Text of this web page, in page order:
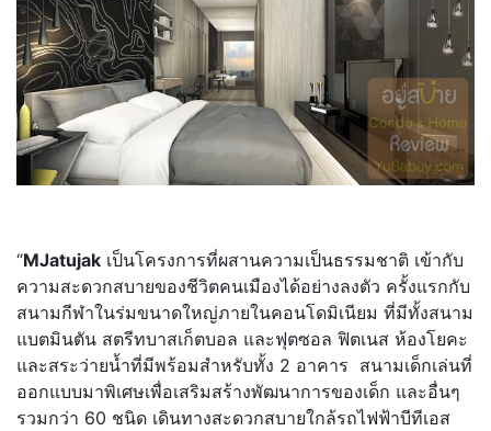
“MJatujak เป็นโครงการที่ผสานความเป็นธรรมชาติ เข้ากับ
ความสะดวกสบายของชีวิตคนเมืองได้อย่างลงตัว ครั้งแรกกับ
สนามกีฬาในร่มขนาดใหญ่ภายในคอนโดมิเนียม ที่มีทั้งสนาม
แบตมินตัน สตรีทบาสเก็ตบอล และฟุตซอล ฟิตเนส ห้องโยคะ
และสระว่ายน้ำที่มีพร้อมสำหรับทั้ง 2 อาคาร สนามเด็กเล่นที่
ออกแบบมาพิเศษเพื่อเสริมสร้างพัฒนาการของเด็ก และอื่นๆ
รวมกว่า 60 ชนิด เดินทางสะดวกสบายใกล้รถไฟฟ้าบีทีเอส